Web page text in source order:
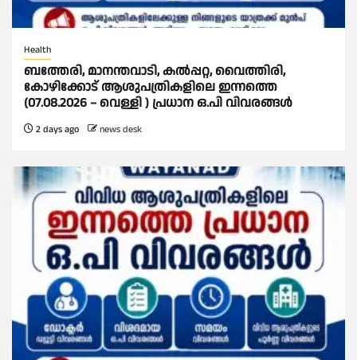
Health
ബത്തേരി, മാനന്തവാടി, കൽപ്പറ്റ, വൈത്തിരി,
കോഴിക്കോട് ആശുപത്രികളിലെ ഇന്നത്തെ
(07.08.2026 – വെള്ളി ) പ്രധാന ഒ.പി വിവരങ്ങൾ
2 days ago news desk